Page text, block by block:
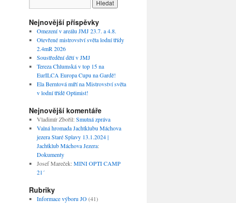
Nejnovější příspěvky
Omezení v areálu JMJ 23.7. a 4.8.
Otevřené mistrovství světa lodní třídy
2.4mR 2026
Soustředění dětí v JMJ
Tereza Chlumská v top 15 na
EurILCA Europa Cupu na Gardě!
Ela Berntová míří na Mistrovství světa
v lodní třídě Optimist!
Nejnovější komentáře
Vladimír Zbořil:Smutná zpráva
Valná hromada Jachtklubu Máchova
jezera Staré Splavy 13.1.2024 |
Jachtklub Máchova Jezera:
Dokumenty
Josef Mareček:MINI OPTI CAMP
21´
Rubriky
Informace výboru JO(41)